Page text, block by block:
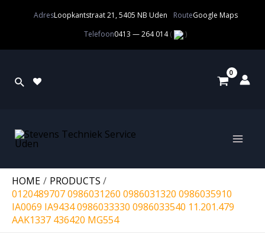
AdresLoopkantstraat 21, 5405 NB Uden RouteGoogle Maps
Telefoon0413 — 264 014( )
HOME
PRODUCTS
0120489707 0986031260 0986031320 0986035910
IA0069 IA9434 0986033330 0986033540 11.201.479
AAK1337 436420 MG554